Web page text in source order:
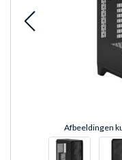
Afbeeldingen